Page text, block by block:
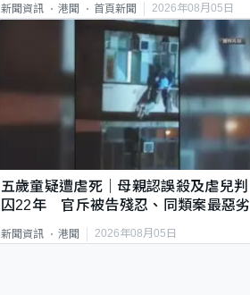
新聞資訊 港聞 首頁新聞 2026年08月05日
五歲童疑遭虐死｜母親認誤殺及虐兒判
囚22年 官斥被告殘忍、同類案最惡劣
新聞資訊 港聞 2026年08月05日